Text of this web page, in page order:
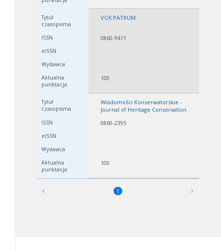
VOX PATRUM
0860-9411
100
Wiadomości Konserwatorskie -
Journal of Heritage Conservation
0860-2395
100
1